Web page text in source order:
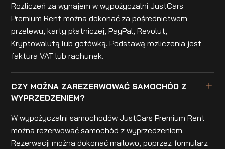
Rozliczeń za wynajem w wypożyczalni JustCars
Premium Rent można dokonać za pośrednictwem
przelewu, karty płatniczej, PayPal, Revolut,
Kryptowalutą lub gotówką. Podstawą rozliczenia jest
faktura VAT lub rachunek.
CZY MOŻNA ZAREZERWOWAĆ SAMOCHÓD Z
WYPRZEDZENIEM?
W wypożyczalni samochodów JustCars Premium Rent
można rezerwować samochód z wyprzedzeniem.
Rezerwacji można dokonać mailowo, poprzez formularz